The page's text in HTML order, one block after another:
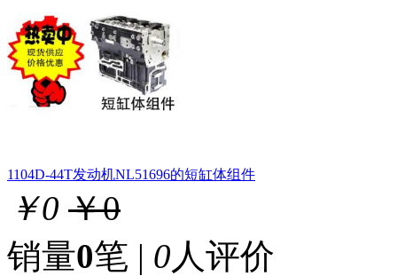
1104D-44T发动机NL51696的短缸体组件
￥0 ￥0
销量0笔 | 0人评价